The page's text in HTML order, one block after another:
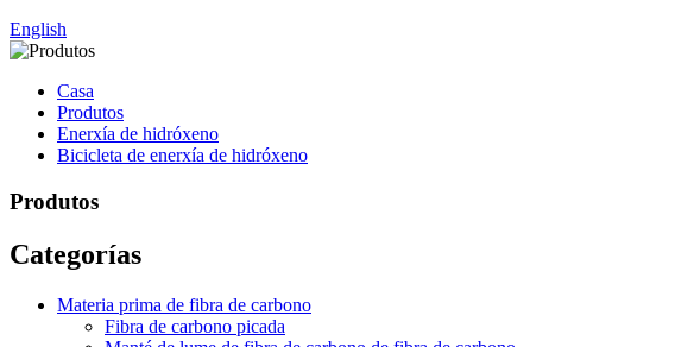
English
Casa
Produtos
Enerxía de hidróxeno
Bicicleta de enerxía de hidróxeno
Produtos
Categorías
Materia prima de fibra de carbono
Fibra de carbono picada